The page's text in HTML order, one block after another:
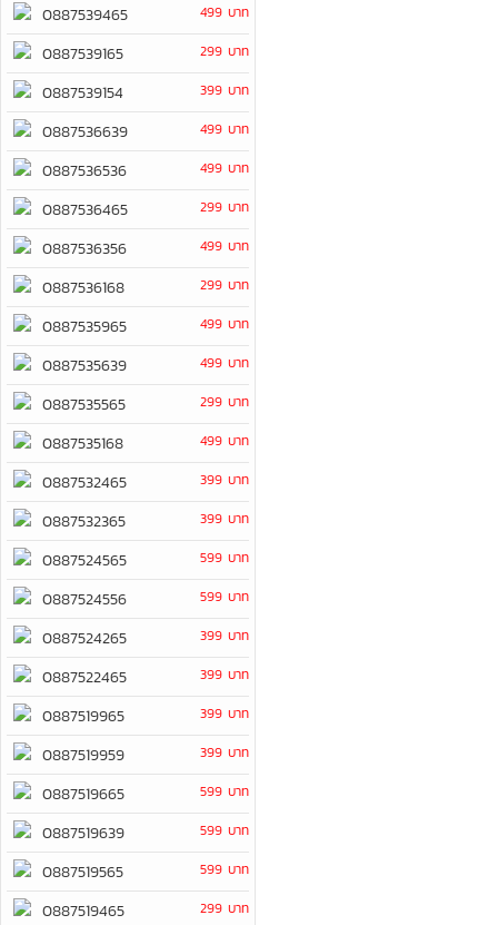
0887539465 499 บาท
0887539165 299 บาท
0887539154 399 บาท
0887536639 499 บาท
0887536536 499 บาท
0887536465 299 บาท
0887536356 499 บาท
0887536168 299 บาท
0887535965 499 บาท
0887535639 499 บาท
0887535565 299 บาท
0887535168 499 บาท
0887532465 399 บาท
0887532365 399 บาท
0887524565 599 บาท
0887524556 599 บาท
0887524265 399 บาท
0887522465 399 บาท
0887519965 399 บาท
0887519959 399 บาท
0887519665 599 บาท
0887519639 599 บาท
0887519565 599 บาท
0887519465 299 บาท